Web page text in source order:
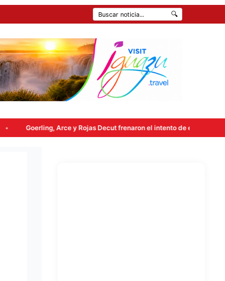
🔍
y Rojas Decut frenaron el intento de enviar a comisión la ley de